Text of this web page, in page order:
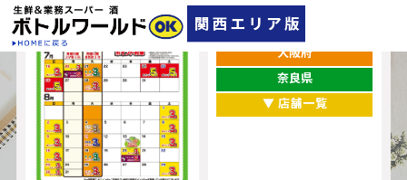
兵庫県
大阪府
奈良県
▼ 店舗一覧